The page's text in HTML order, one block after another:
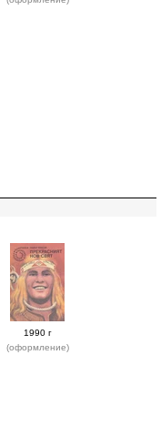
1990 г
(оформление)